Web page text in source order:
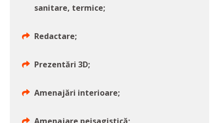
sanitare, termice;
Redactare;
Prezentări 3D;
Amenajări interioare;